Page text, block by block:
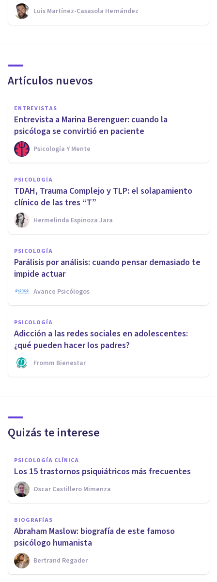
Luis Martínez-Casasola Hernández
Artículos nuevos
ENTREVISTAS
Entrevista a Marina Berenguer: cuando la
psicóloga se convirtió en paciente
Psicología Y Mente
PSICOLOGÍA
TDAH, Trauma Complejo y TLP: el solapamiento
clínico de las tres “T”
Hermelinda Espinoza Jara
PSICOLOGÍA
Parálisis por análisis: cuando pensar demasiado te
impide actuar
Avance Psicólogos
PSICOLOGÍA
Adicción a las redes sociales en adolescentes:
¿qué pueden hacer los padres?
Fromm Bienestar
Quizás te interese
PSICOLOGÍA CLÍNICA
Los 15 trastornos psiquiátricos más frecuentes
Oscar Castillero Mimenza
BIOGRAFÍAS
Abraham Maslow: biografía de este famoso
psicólogo humanista
Bertrand Regader